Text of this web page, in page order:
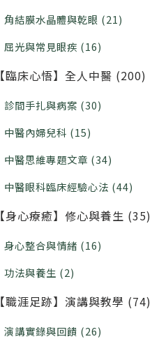
角結膜水晶體與乾眼 (21)
屈光與常見眼疾 (16)
【臨床心悟】全人中醫 (200)
診間手扎與病案 (30)
中醫內婦兒科 (15)
中醫思維專題文章 (34)
中醫眼科臨床經驗心法 (44)
【身心療癒】修心與養生 (35)
身心整合與情緒 (16)
功法與養生 (2)
【職涯足跡】演講與教學 (74)
演講實錄與回饋 (26)